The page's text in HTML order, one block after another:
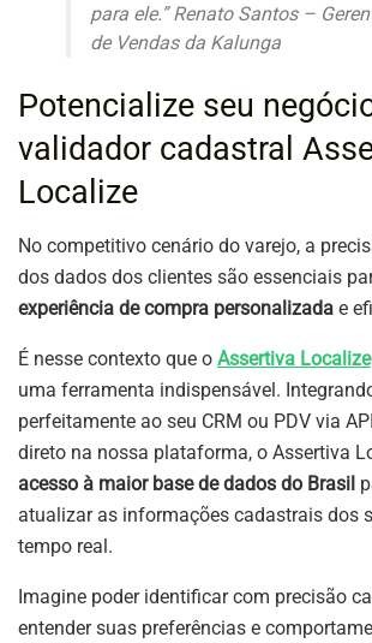
para ele.” Renato Santos –
de Vendas da Kalunga
Potencialize seu
validador cadastral
Localize
No competitivo cenário do varejo, a
dos dados dos clientes são essenciais
experiência de compra personalizada e
É nesse contexto que o Assertiva Localize
uma ferramenta indispensável.
perfeitamente ao seu CRM ou PDV via
direto na nossa plataforma, o Assertiva
acesso à maior base de dados do Brasil
atualizar as informações cadastrais dos
tempo real.
Imagine poder identificar com precisão
entender suas preferências e